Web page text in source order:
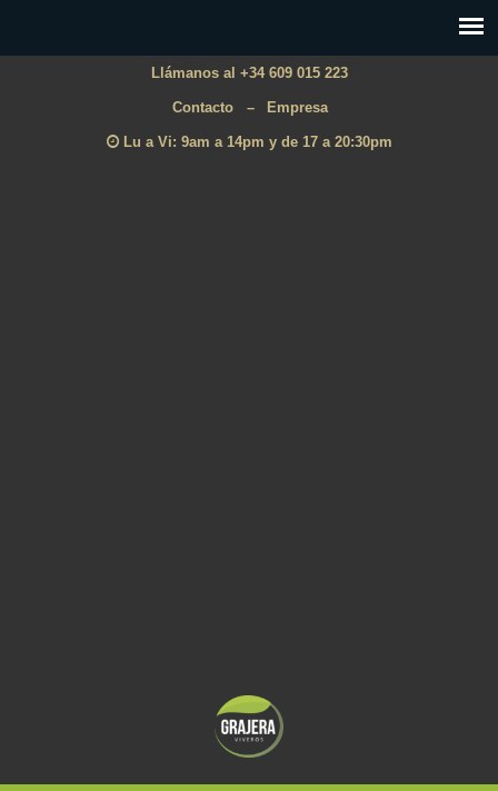
Llámanos al +34 609 015 223
Contacto – Empresa
Lu a Vi: 9am a 14pm y de 17 a 20:30pm